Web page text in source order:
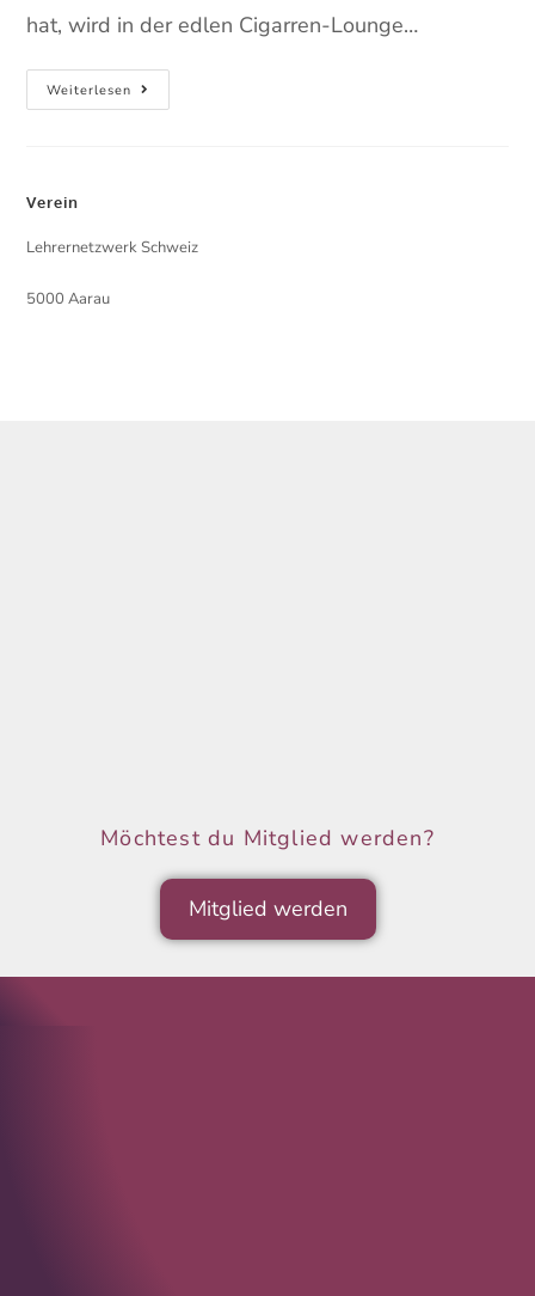
hat, wird in der edlen Cigarren-Lounge…
Weiterlesen
Verein
Lehrernetzwerk Schweiz
5000 Aarau
Möchtest du Mitglied werden?
Mitglied werden